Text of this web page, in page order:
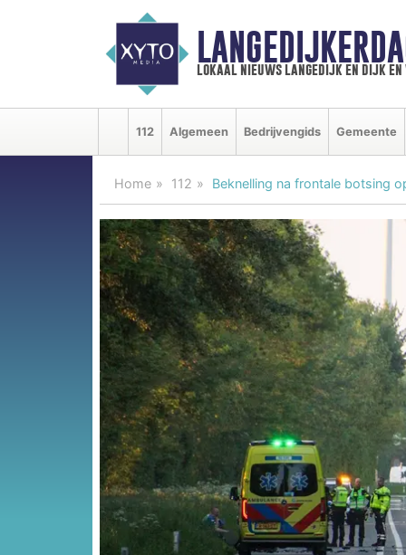
lokaal nieuws langedijk en dijk
112 Algemeen Bedrijvengids Gemeente
Home 112 Beknelling na frontale botsing